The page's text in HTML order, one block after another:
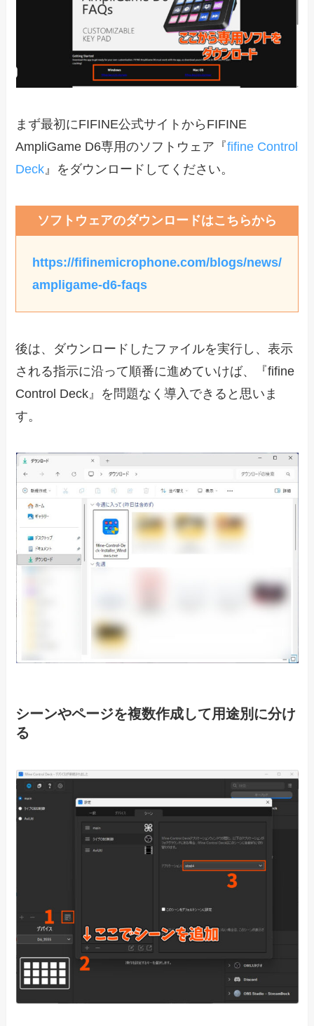
まず最初にFIFINE公式サイトからFIFINE
AmpliGame D6専用のソフトウェア『fifine Control
Deck 』をダウンロードしてください。
ソフトウェアのダウンロードはこちらから
https://fifinemicrophone.com/blogs/news/
ampligame-d6-faqs
後は、ダウンロードしたファイルを実行し、表示
される指示に沿って順番に進めていけば、『fifine
Control Deck』を問題なく導入できると思いま
す。
シーンやページを複数作成して用途別に分け
る